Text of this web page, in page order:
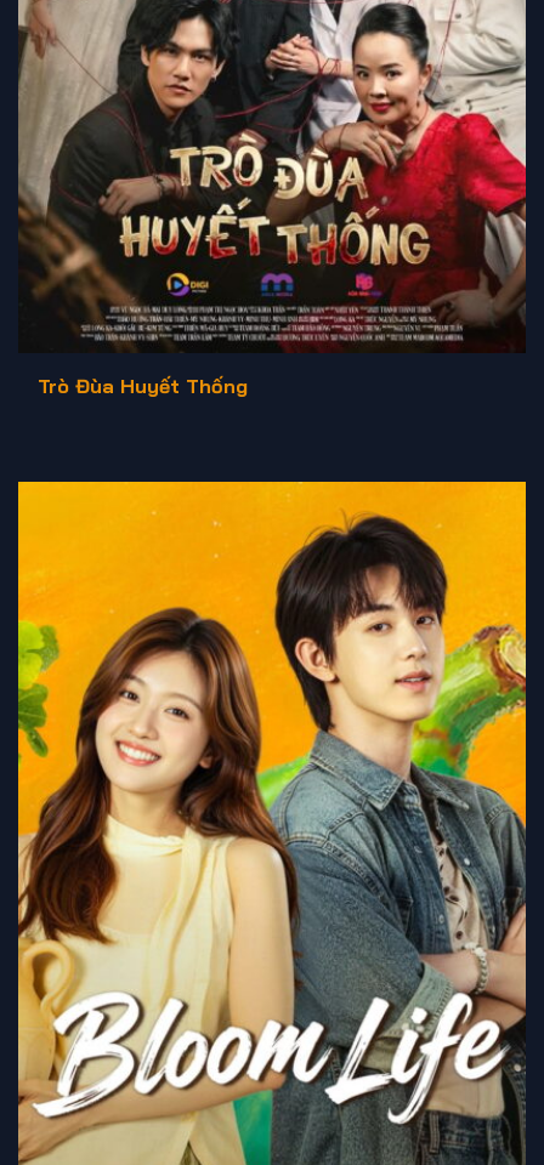
Trò Đùa Huyết Thống